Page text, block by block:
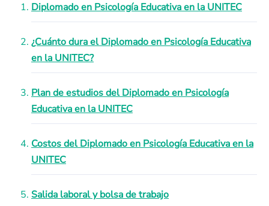
Diplomado en Psicología Educativa en la UNITEC
¿Cuánto dura el Diplomado en Psicología Educativa
en la UNITEC?
Plan de estudios del Diplomado en Psicología
Educativa en la UNITEC
Costos del Diplomado en Psicología Educativa en la
UNITEC
Salida laboral y bolsa de trabajo